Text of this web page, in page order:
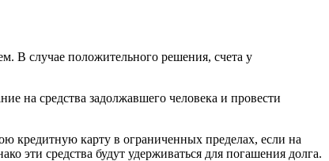
В случае положительного решения, счета у
на средства задолжавшего человека и провести
кредитную карту в ограниченных пределах, если на
эти средства будут удерживаться для погашения долга.